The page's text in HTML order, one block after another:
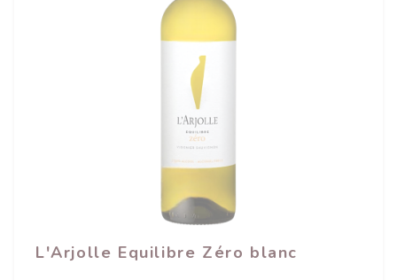
L'Arjolle Equilibre Zéro blanc